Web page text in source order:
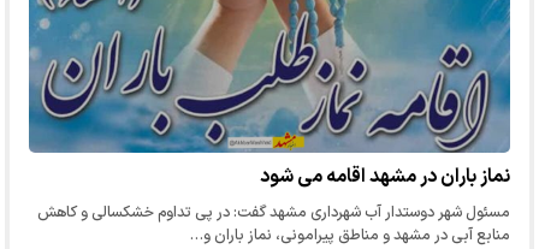
نماز باران در مشهد اقامه می شود
مسئول شهر دوستدار آب شهرداری مشهد گفت: در پی تداوم خشکسالی و کاهش
منابع آبی در مشهد و مناطق پیرامونی، نماز باران و…